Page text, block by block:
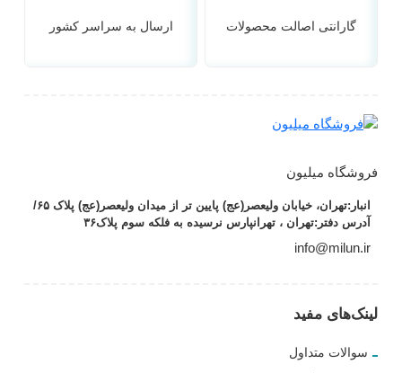
گارانتی اصالت محصولات ارسال به سراسر کشور
فروشگاه میلیون
انبار:تهران، خیابان ولیعصر(عج) پایین تر از میدان ولیعصر(عج) پلاک ۶۵/
آدرس دفتر:تهران ، تهرانپارس نرسیده به فلکه سوم پلاک۳۶
info@milun.ir
لینک‌های مفید
سوالات متداول